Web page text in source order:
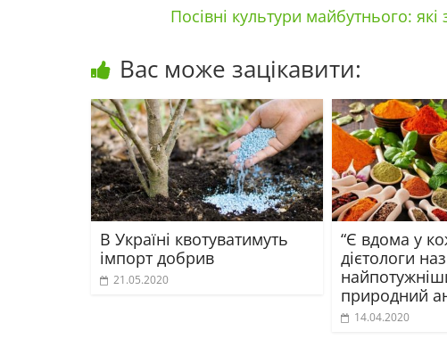
Посівні культури майбутнього:
Вас може зацікавити:
В Україні квотуватимуть
імпорт добрив
21.05.2020
“Є вдома у
дієтологи
природний
14.04.2020